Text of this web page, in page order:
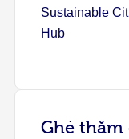
Sustainable
Hub
Ghé